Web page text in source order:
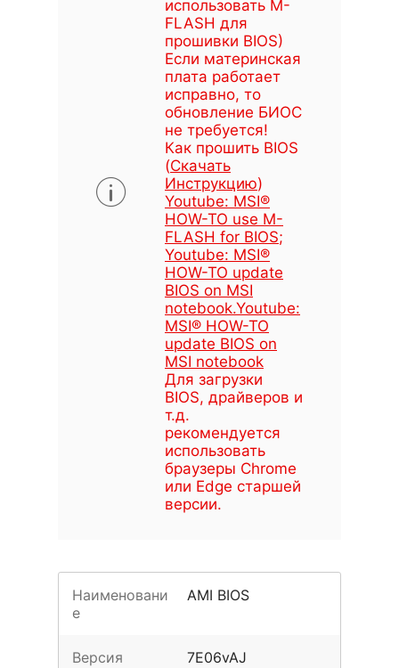
использовать M-
FLASH для
прошивки BIOS)
Если материнская
плата работает
исправно, то
обновление БИОС
не требуется!
Как прошить BIOS
(Скачать
Инструкцию)
Youtube: MSI®
HOW-TO use M-
FLASH for BIOS;
Youtube: MSI®
HOW-TO update
BIOS on MSI
notebook.Youtube:
MSI® HOW-TO
update BIOS on
MSI notebook
Для загрузки
BIOS, драйверов и
т.д.
рекомендуется
использовать
браузеры Chrome
или Edge старшей
версии.
Наименовани
е
AMI BIOS
Версия 7E06vAJ